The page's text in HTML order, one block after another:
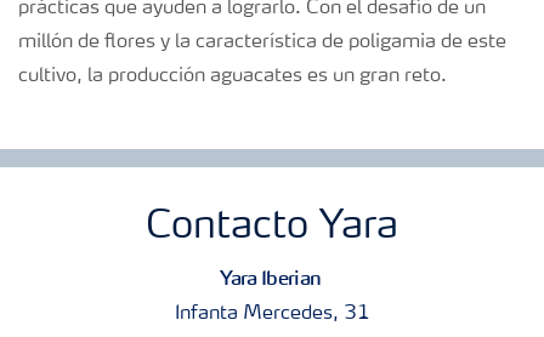
prácticas que ayuden a lograrlo. Con el desafío de un
millón de flores y la característica de poligamia de este
cultivo, la producción aguacates es un gran reto.
Contacto Yara
Yara Iberian
Infanta Mercedes, 31